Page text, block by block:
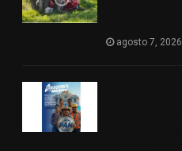
agosto 7, 2026